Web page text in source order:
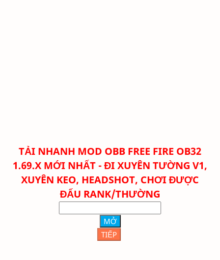
TẢI NHANH MOD OBB FREE FIRE OB32
1.69.X MỚI NHẤT - ĐI XUYÊN TƯỜNG V1,
XUYÊN KEO, HEADSHOT, CHƠI ĐƯỢC
ĐẤU RANK/THƯỜNG
MỞ
TIẾP